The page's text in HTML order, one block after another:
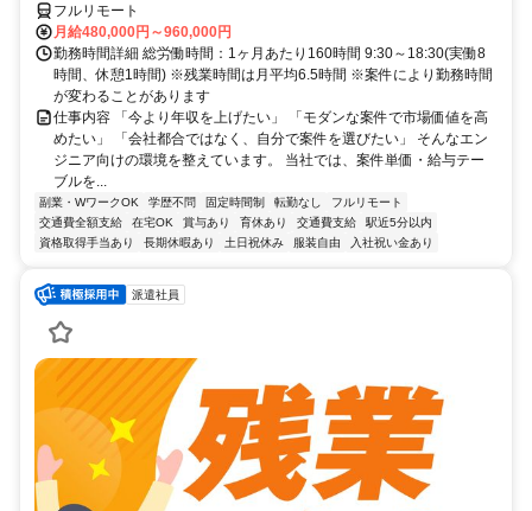
フルリモート
月給480,000円～960,000円
勤務時間詳細 総労働時間：1ヶ月あたり160時間 9:30～18:30(実働8
時間、休憩1時間) ※残業時間は月平均6.5時間 ※案件により勤務時間
が変わることがあります
仕事内容 「今より年収を上げたい」 「モダンな案件で市場価値を高
めたい」 「会社都合ではなく、自分で案件を選びたい」 そんなエン
ジニア向けの環境を整えています。 当社では、案件単価・給与テー
ブルを...
副業・WワークOK 学歴不問 固定時間制 転勤なし
フルリモート
交通費全額支給
在宅OK 賞与あり 育休あり 交通費支給
駅近5分以内
資格取得手当あり
長期休暇あり 土日祝休み 服装自由 入社祝い金あり
派遣社員